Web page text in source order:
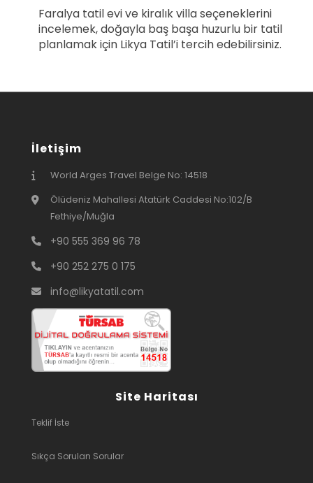
Faralya tatil evi ve kiralık villa seçeneklerini
incelemek, doğayla baş başa huzurlu bir tatil
planlamak için Likya Tatil’i tercih edebilirsiniz.
İletişim
World Arges Travel Belge No: 14518
Ölüdeniz Mahallesi Atatürk Caddesi No:102/B
Fethiye/Muğla
+90 555 369 96 78
+90 252 275 0 175
info@likyatatil.com
Site Haritası
Teklif İste
Sıkça Sorulan Sorular